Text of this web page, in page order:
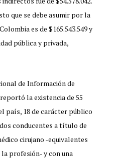
que se debe asumir por la
es de $165.543.549 y
pública y privada,
de Información de
la existencia de 55
país, 18 de carácter público
conducentes a título de
cirujano -equivalentes
profesión- y con una